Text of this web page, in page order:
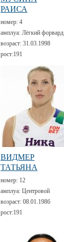
РАИСА
номер: 4
амплуа: Лёгкий форвард
возраст: 31.03.1998
рост:191
ВИДМЕР
ТАТЬЯНА
номер: 12
амплуа: Центровой
возраст: 08.01.1986
рост:191